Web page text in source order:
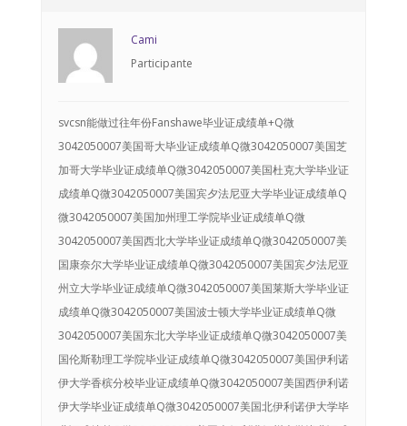
Cami
Participante
svcsn能做过往年份Fanshawe毕业证成绩单+Q微3042050007美国哥大毕业证成绩单Q微3042050007美国芝加哥大学毕业证成绩单Q微3042050007美国杜克大学毕业证成绩单Q微3042050007美国宾夕法尼亚大学毕业证成绩单Q微3042050007美国加州理工学院毕业证成绩单Q微3042050007美国西北大学毕业证成绩单Q微3042050007美国康奈尔大学毕业证成绩单Q微3042050007美国宾夕法尼亚州立大学毕业证成绩单Q微3042050007美国莱斯大学毕业证成绩单Q微3042050007美国波士顿大学毕业证成绩单Q微3042050007美国东北大学毕业证成绩单Q微3042050007美国伦斯勒理工学院毕业证成绩单Q微3042050007美国伊利诺伊大学香槟分校毕业证成绩单Q微3042050007美国西伊利诺伊大学毕业证成绩单Q微3042050007美国北伊利诺伊大学毕业证成绩单Q微3042050007美国南伊利诺伊州大学毕业证成绩单Q微3042050007美国伊利诺伊大学芝加哥分校毕业证成绩单Q微3042050007美国伊利诺伊大学春田分校毕业证成绩单Q微3042050007美国伊利诺伊理工学院毕业证成绩单Q微3042050007美国伊利诺伊州立大学毕业证成绩单Q微3042050007美国威斯康星大学麦迪逊分校毕业证成绩单Q微3042050007美国威大欧克莱尔分校毕业证成绩单Q微3042050007美国威大密尔沃基分校毕业证成绩单Q微3042050007美国威大奥什科什分校毕业证成绩单Q微3042050007美国威大斯托特分校毕业证成绩单Q微3042050007美国威大拉克罗斯分校毕业证成绩单Q微3042050007美国威大绿湾分校毕业证成绩单Q微3042050007美国威大普拉特维尔分校毕业证成绩单Q微3042050007美国威大白水分校毕业证成绩单Q微3042050007美国威大河瀑分校毕业证成绩单Q微3042050007美国迈阿密大学毕业证成绩单Q微3042050007美国华盛顿大学毕业证成绩单Q微3042050007美国华盛顿州立大学毕业证成绩单Q微3042050007美国乔治华盛顿大学毕业证成绩单Q微3042050007美国圣路易斯华盛顿大学毕业证成绩单Q微3042050007美国圣路易斯大学毕业证成绩单Q微3042050007美国耶什华大学毕业证成绩单Q微3042050007美国德州奥斯汀毕业证成绩单Q微3042050007美国怀俄明大学毕业证成绩单Q微3042050007美国霍华德大学毕业证成绩单Q微3042050007美国时尚设计商业学院毕业证成绩单Q微3042050007美国阿拉巴马大学毕业证成绩单Q微3042050007美国埃默里大学毕业证成绩单Q微3042050007美国爱荷华大学毕业证成绩单Q微3042050007美国爱荷华州立大学毕业证成绩单Q微3042050007美国北达科他州立大学毕业证成绩单Q微3042050007美国北达科他大学毕业证成绩单Q微3042050007美国福特海斯州立大学毕业证成绩单Q微3042050007美国北卡教堂山分校毕业证成绩单Q微3042050007美国北西雅图社区学院毕业证成绩单Q微3042050007美国西雅图大学毕业证成绩单Q微3042050007美国贝勒大学毕业证成绩单Q微3042050007美国伯克利城市学院毕业证成绩单Q微3042050007美国伯克利学院毕业证成绩单Q微3042050007美国布兰迪斯大学毕业证成绩单Q微3042050007美国丹佛大学毕业证成绩单Q微3042050007美国德保罗大学毕业证成绩单Q微3042050007美国德州大学达拉斯分校毕业证成绩单Q微3042050007美国德雷塞尔大学毕业证成绩单Q微3042050007美国德州理工大学毕业证成绩单Q微3042050007美国东华盛顿大学毕业证成绩单Q微3042050007美国俄亥俄大学毕业证成绩单Q微3042050007美国俄亥俄州立大学毕业证成绩单Q微3042050007美国俄克拉荷马城市大学毕业证成绩单Q微3042050007美国俄克拉荷马州立大学毕业证成绩单Q微3042050007美国俄勒冈大学毕业证成绩单Q微3042050007美国俄勒冈州立大学毕业证成绩单Q微3042050007美国恩波利亚州立大学毕业证成绩单Q微3042050007美国菲尔莱狄更斯大学毕业证成绩单Q微3042050007美国费舍尔学院毕业证成绩单Q微3042050007美国佛罗里达理工学院毕业证成绩单Q微3042050007美国佛罗里达大学毕业证成绩单Q微3042050007美国中佛罗里达大学毕业证成绩单Q微3042050007美国南佛罗里达大学毕业证成绩单Q微3042050007美国佛罗里达州立大学毕业证成绩单Q微3042050007美国佛蒙特大学毕业证成绩单Q微3042050007美国弗吉尼亚理工大学毕业证成绩单Q微3042050007美国弗吉尼亚联邦大学毕业证成绩单Q微3042050007美国弗吉尼亚大学毕业证成绩单Q微3042050007美国西弗吉尼亚大学毕业证成绩单Q微3042050007美国福特汉姆大学毕业证成绩单Q微3042050007美国加州伯克利毕业证成绩单Q微3042050007美国加州大学旧金山分校毕业证成绩单Q微3042050007美国加州大学圣地亚哥分校毕业证成绩单Q微3042050007美国加州大学洛杉矶分校毕业证成绩单Q微3042050007美国加州大学圣塔芭芭拉分校毕业证成绩单Q微3042050007美国加州大学戴维斯分校毕业证成绩单Q微3042050007美国加州大学河滨分校毕业证成绩单Q微3042050007美国加州大学欧文分校毕业证成绩单Q微3042050007美国加州大学尔湾分校毕业证成绩单Q微3042050007美国加州大学圣克鲁兹分校毕业证成绩单Q微3042050007美国加州大学美熹德分校毕业证成绩单Q微3042050007美国加州大学默塞德分校毕业证成绩单Q微3042050007美国加州州立大学北岭分校毕业证成绩单Q微3042050007美国加州州立大学东湾分校毕业证成绩单Q微3042050007美国加州州立大学长滩分校毕业证成绩单Q微3042050007美国加州州立大学圣贝纳迪诺分校毕业证成绩单Q微3042050007美国加州州立理工大学波莫纳分校毕业证成绩单Q微3042050007美国CSUF毕业证成绩单Q微3042050007美国旧金山大学毕业证成绩单Q微3042050007美国旧金山音乐学院毕业证成绩单Q微3042050007美国旧金山州立大学毕业证成绩单Q微3042050007美国卡内基梅隆大学毕业证成绩单Q微3042050007美国堪萨斯大学毕业证成绩单Q微3042050007美国堪萨斯州立大学毕业证成绩单Q微3042050007美国科罗拉多大学博尔德分校毕业证成绩单Q微3042050007美国克拉克大学毕业证成绩单Q微3042050007美国肯尼索州立大学毕业证成绩单Q微3042050007美国肯塔基大学毕业证成绩单Q微3042050007美国肯特州立大学毕业证成绩单Q微3042050007美国拉文大学毕业证成绩单Q微3042050007美国罗彻斯特大学毕业证成绩单Q微3042050007美国洛约拉马利蒙特大学毕业证成绩单Q微3042050007美国麻省大学波士顿分校毕业证成绩单Q微3042050007美国麻省大学安默斯特分校毕业证成绩单Q微3042050007美国麻省理工学毕业证成绩单Q微3042050007美国马凯特大学毕业证成绩单Q微3042050007美国马里兰大学毕业证成绩单Q微3042050007美国玛丽.哈丁-贝勒大学毕业证成绩单Q微3042050007美国迈阿密大学-牛津毕业证成绩单Q微3042050007美国蒙特圣安东尼奥学院毕业证成绩单Q微3042050007美国密苏里大学哥伦比亚分校毕业证成绩单Q微3042050007美国密苏里州立大学毕业证成绩单Q微3042050007美国密苏里大学堪萨斯分校毕业证成绩单Q微3042050007美国密苏里大学圣路易斯分校毕业证成绩单Q微3042050007美国密苏里科技大学毕业证成绩单Q微3042050007美国密歇根安娜堡分校毕业证成绩单Q微3042050007美国东密歇根大学毕业证成绩单Q微3042050007美国WMU毕业证成绩单Q微3042050007美国北密歇根大学毕业证成绩单Q微3042050007美国中央密歇根大学毕业证成绩单Q微3042050007美国密歇根理工大学毕业证成绩单Q微3042050007美国密歇根州立大学毕业证成绩单Q微3042050007美国休斯敦大学毕业证成绩单Q微3042050007美国明尼苏达大学双城分校毕业证成绩单Q微3042050007美国明尼苏达大学杜鲁斯分校毕业证成绩单Q微3042050007美国明尼苏达大学莫里斯分校毕业证成绩单Q微3042050007美国明尼苏达大学Crookston毕业证成绩单Q微3042050007美国明尼苏达大学Rochester毕业证成绩单Q微3042050007美国明尼苏达圣玛丽大学毕业证成绩单Q微3042050007美国南加大毕业证成绩单Q微3042050007美国南卡罗来纳大学毕业证成绩单Q微3042050007美国南卫理公会大学毕业证成绩单Q微3042050007美国内布拉斯加林肯分校毕业证成绩单Q微3042050007美国拉斯维加斯大学毕业证成绩单Q微3042050007美国纽约大学毕业证成绩单Q微3042050007美国纽约理工学院毕业证成绩单Q微3042050007美国纽约巴鲁克学院毕业证成绩单Q微3042050007美国纽约布法罗大学毕业证成绩单Q微3042050007美国纽约布鲁克林学院毕业证成绩单Q微3042050007美国纽约皇后学院毕业证成绩单Q微3042050007美国纽约石溪大学毕业证成绩单Q微3042050007美国纽约宾汉姆顿大学毕业证成绩单Q微3042050007美国纽约圣约翰大学毕业证成绩单Q微3042050007美国纽约视觉艺术学院毕业证成绩单Q微3042050007美国纽约奥尔巴尼大学毕业证成绩单Q微3042050007美国欧文河谷学院毕业证成绩单Q微3042050007美国帕森斯设计学院毕业证成绩单Q微3042050007美国佩珀代因大学毕业证成绩单Q微3042050007美国佩斯大学毕业证成绩单Q微3042050007美国匹兹堡大学毕业证成绩单Q微3042050007美国普渡大学毕业证成绩单Q微3042050007美国约翰逊威尔士大学毕业证成绩单Q微3042050007美国圣地亚哥大学毕业证成绩单Q微3042050007美国圣地亚哥州立大学毕业证成绩单Q微3042050007美国圣何塞州立大学毕业证成绩单Q微3042050007美国圣马特奥学院毕业证成绩单Q微3042050007美国圣莫尼卡学院毕业证成绩单Q微3042050007美国塔尔萨大学毕业证成绩单Q微3042050007美国太平洋大学毕业证成绩单Q微3042050007美国特拉华大学毕业证成绩单Q微3042050007美国特洛伊大学毕业证成绩单Q微3042050007美国天普大学毕业证成绩单Q微3042050007美国田纳西大学毕业证成绩单Q微3042050007美国托莱多大学毕业证成绩单Q微3042050007美国南新罕布什尔大学毕业证成绩单Q微3042050007美国雪城大学毕业证成绩单Q微3042050007美国亚利桑那大学毕业证成绩单Q微3042050007美国亚利桑那州立大学毕业证成绩单Q微3042050007美国耶鲁大学毕业证成绩单Q微3042050007美国印第安纳大学伯明顿主校区毕业证成绩单Q微3042050007美国犹他州立大学毕业证成绩单Q微3042050007美国犹他大学毕业证成绩单Q微3042050007美国内华达雷诺大学毕业证成绩单Q微3042050007美国康涅狄格大学毕业证成绩单Q微3042050007美国约翰霍普金斯大学毕业证成绩单Q微3042050007美国杜兰大学毕业证成绩单Q微3042050007美国芝加哥艺术学院毕业证成绩单Q微3042050007美国旧金山艺术学院毕业证成绩单Q微3042050007美国路易斯安那州立大学毕业证成绩单Q微3042050007美国路易斯安那理工大学毕业证成绩单Q微3042050007美国泽维尔大学毕业证成绩单Q微3042050007美国加州州立洛杉矶分校毕业证成绩单Q微3042050007美国辛辛那提大学毕业证成绩单Q微3042050007美国新泽西理工学院毕业证成绩单Q微3042050007美国密西西比大学毕业证成绩单Q微3042050007美国南密西西比大学毕业证成绩单Q微3042050007美国密西西比州立大学毕业证成绩单Q微3042050007美国夏威夷大学毕业证成绩单Q微3042050007美国萨福克大学毕业证成绩单Q微3042050007美国科罗拉多丹佛校区毕业证成绩单Q微3042050007美国科罗拉多斯普林司分校毕业证成绩单Q微3042050007美国科罗拉多州立大学毕业证成绩单Q微3042050007美国杨百翰大学毕业证成绩单Q微3042050007美国佐治亚理工学院毕业证成绩单Q微3042050007美国乔治敦大学毕业证成绩单Q微3042050007美国南达科他大学毕业证成绩单Q微3042050007美国南达科他州立大学毕业证成绩单Q微3042050007美国乔治梅森大学毕业证成绩单Q微3042050007美国代顿大学毕业证成绩单Q微3042050007美国德州大学阿灵顿分校毕业证成绩单Q微3042050007美国德州大学圣安东尼奥分校毕业证成绩单Q微3042050007美国凤凰城大学毕业证成绩单Q微3042050007美国北卡大学夏洛特分校毕业证成绩单Q微3042050007美国北卡大学格林波若分校毕业证成绩单Q微3042050007美国北卡州立大学毕业证成绩单Q微3042050007美国佐治亚大学毕业证成绩单Q微3042050007美国麻省大学洛威尔分校毕业证成绩单Q微3042050007美国麻省大学达特茅斯分校毕业证成绩单Q微3042050007美国凯斯西储大学毕业证成绩单Q微3042050007美国新墨西哥大学毕业证成绩单Q微3042050007美国波尔州立大学毕业证成绩单Q微3042050007美国美利坚大学毕业证成绩单Q微3042050007美国加州州立大学萨克拉门托分校毕业证成绩单Q微3042050007美国IU毕业证成绩单Q微3042050007美国普瑞特艺术学院 毕业证成绩单Q微3042050007美国罗格斯大学毕业证成绩单Q微3042050007美国纽约市立学院毕业证成绩单Q微3042050007美国纽约长岛大学毕业证成绩单Q微3042050007美国斯蒂文斯理工学院毕业证成绩单Q微3042050007美国西阿拉巴马大学毕业证成绩单Q微3042050007美国西北密苏里州立大学毕业证成绩单Q微3042050007美国纽约时装技术学院毕业证成绩单Q微3042050007美国福赛大学毕业证成绩单Q微3042050007美国南哥伦比亚大学毕业证成绩单Q微3042050007美国鲍林格林州立大学毕业证成绩单Q微3042050007美国圣塔克拉拉大学毕业证成绩单Q微3042050007美国金门大学毕业证成绩单Q微3042050007美国伍斯特理工学院毕业证成绩单Q微3042050007美国普林斯顿大学毕业证成绩单Q微3042050007加拿大多伦多大学毕业证成绩单Q微3042050007加拿大渥太华大学毕业证成绩单Q微3042050007加拿大约克大学毕业证成绩单Q微3042050007加拿大西安大略大学毕业证成绩单Q微3042050007加拿大滑铁卢大学毕业证成绩单Q微3042050007加拿大麦克马斯特大学毕业证成绩单Q微3042050007加拿大圭尔夫大学毕业证成绩单Q微3042050007加拿大卡尔顿大学毕业证毕业证成绩单Q微3042050007加拿大皇后大学毕业证成绩单Q微3042050007加拿大布鲁克大学毕业证成绩单Q微3042050007加拿大湖首大学毕业证成绩单Q微3042050007加拿大博学学院毕业证成绩单Q微3042050007加拿大温莎大学毕业证成绩单Q微3042050007加拿大劳瑞尔大学毕业证成绩单Q微3042050007加拿大瑞尔森大学毕业证成绩单Q微3042050007加拿大百年理工毕业证成绩单Q微3042050007加拿大特伦特大学毕业证成绩单Q微3042050007加拿大安大略理工大学毕业证成绩单Q微3042050007加拿大劳伦森大学毕业证成绩单Q微3042050007加拿大尼皮辛大学毕业证成绩单Q微3042050007加拿大UBC毕业证成绩单Q微3042050007加拿大西蒙菲莎大学毕业证成绩单Q微3042050007加拿大西蒙弗雷泽大学毕业证成绩单Q微3042050007加拿大温哥华社区学院毕业证成绩单Q微3042050007加拿大温哥华首相酒店管理学院毕业证成绩单Q微3042050007加拿大维多利亚大学毕业证成绩单Q微3042050007加拿大昆特兰理工大学毕业证成绩单Q微3042050007加拿大汤普森河大学毕业证成绩单Q微3042050007加拿大温哥华岛大学毕业证成绩单Q微3042050007加拿大西三一大学毕业证成绩单Q微3042050007加拿大皇家大学毕业证成绩单Q微3042050007加拿大菲莎河谷大学毕业证成绩单Q微3042050007加拿大奥肯那根学院毕业证成绩单Q微3042050007加拿大道格拉斯学院毕业证成绩单Q微3042050007加拿大阿尔伯塔大学毕业证成绩单Q微3042050007加拿大卡尔加里大学毕业证成绩单Q微3042050007加拿大皇家山大学毕业证成绩单Q微3042050007加拿大阿萨巴斯卡大学毕业证成绩单Q微3042050007加拿大萨斯喀彻温大学毕业证成绩单Q微3042050007加拿大里贾纳大学毕业证成绩单Q微3042050007加拿大布兰登大学毕业证成绩单Q微3042050007加拿大达尔豪斯大学毕业证成绩单Q微3042050007加拿大圣玛丽大学毕业证成绩单Q微3042050007加拿大凯波布兰顿大学毕业证成绩单Q微3042050007加拿大阿卡迪亚大学毕业证成绩单Q微3042050007加拿大圣文森山大学毕业证成绩单Q微3042050007加拿大卡毕兰诺大学毕业证成绩单Q微3042050007加拿大麦吉尔大学毕业证成绩单Q微3042050007加拿大康考迪亚大学毕业证成绩单Q微3042050007加拿大拉瓦尔大学毕业证成绩单Q微3042050007加拿大蒙特利尔大学毕业证成绩单Q微3042050007加拿大魁北克大学毕业证成绩单Q微3042050007加拿大谢布克大学毕业证成绩单Q微3042050007加拿大温尼伯大学毕业证成绩单Q微3042050007加拿大曼尼托巴大学毕业证成绩单Q微3042050007加拿大兰加拉学院毕业证成绩单Q微3042050007加拿大新不伦瑞克大学毕业证成绩单Q微3042050007加拿大卑诗理工学院毕业证成绩单Q微3042050007加拿大北英属哥伦比亚大学毕业证成绩单Q微3042050007加拿大北阿尔伯塔理工学毕业证成绩单Q微3042050007加拿大高贵林学院毕业证成绩单Q微3042050007加拿大圣力嘉学院毕业证成绩单Q微3042050007加拿大乔治布朗学院毕业证成绩单Q微3042050007加拿大莱斯布里奇大学毕业证成绩单Q微3042050007加拿大尼亚加拉学院毕业证成绩单Q微3042050007加拿大汉博学院毕业证成绩单Q微3042050007加拿大康尼斯多加学院毕业证成绩单Q微3042050007加拿大范莎学院毕业证成绩单Q微3042050007加拿大亚岗昆学院毕业证成绩单Q微3042050007加拿大卡莫森学院毕业证成绩单Q微3042050007加拿大圣劳伦斯学院毕业证成绩单Q微3042050007加拿大亚历山大学院毕业证成绩单Q微3042050007加拿大谢尔丹学院毕业证成绩单Q微3042050007加拿大拉萨尔学院毕业证成绩单Q微3042050007澳洲悉尼大学毕业证成绩单Q微3042050007澳洲新南威尔士大学毕业证成绩单Q微3042050007澳洲麦考瑞大学毕业证成绩单Q微3042050007澳洲悉尼科技大学毕业证成绩单Q微3042050007澳洲卧龙岗大学毕业证成绩单Q微3042050007澳洲纽卡斯尔大学毕业证成绩单Q微3042050007澳洲新英格兰大学毕业证成绩单Q微3042050007澳洲查尔斯特大学毕业证成绩单Q微3042050007澳洲西悉尼大学毕业证成绩单Q微3042050007澳洲南十字星大学毕业证成绩单Q微3042050007澳洲墨尔本大学毕业证成绩单Q微3042050007澳洲莫纳什大学毕业证成绩单Q微3042050007澳洲迪肯大学毕业证成绩单Q微3042050007澳洲拉筹伯大学毕业证成绩单Q微3042050007澳洲RMIT毕业证成绩单Q微3042050007澳洲斯威本科技大学毕业证成绩单Q微3042050007澳洲维多利亚大学毕业证成绩单Q微3042050007澳洲联邦大学毕业证成绩单Q微3042050007澳洲昆士兰大学毕业证成绩单Q微3042050007澳洲昆士兰科技大学毕业证成绩单Q微3042050007澳洲邦德大学毕业证成绩单Q微3042050007澳洲格里菲斯大学毕业证成绩单Q微3042050007澳洲詹姆斯库克大学毕业证成绩单Q微3042050007澳洲天主教大学毕业证成绩单Q微3042050007澳洲南昆士兰大学毕业证成绩单Q微3042050007澳洲中央昆士兰大学毕业证成绩单Q微3042050007澳洲阳光海岸大学毕业证成绩单Q微3042050007澳洲西澳大学毕业证成绩单Q微3042050007澳洲科廷科技大学毕业证成绩单Q微3042050007澳洲莫道克大学毕业证成绩单Q微3042050007澳洲埃迪斯科文大学毕业证成绩单Q微3042050007澳洲阿德莱德大学毕业证成绩单Q微3042050007澳洲南澳大学毕业证成绩单Q微3042050007澳洲弗林德斯大学毕业证成绩单Q微3042050007澳洲塔斯马尼亚大学毕业证成绩单Q微3042050007澳洲国立大学毕业证成绩单Q微3042050007澳洲堪培拉大学毕业证成绩单Q微3042050007澳洲查尔斯达尔文大学毕业证成绩单Q微3042050007英国伦敦政治经济学院毕业证成绩单Q微3042050007英国圣安德鲁斯大学毕业证成绩单Q微3042050007英国伦敦大学学院毕业证成绩单Q微3042050007英国伦敦卡斯商学院毕业证成绩单Q微3042050007英国杜伦大学毕业证成绩单Q微3042050007英国帝国理工学院毕业证成绩单Q微3042050007英国南安普顿大学毕业证成绩单Q微3042050007英国北安普顿大学毕业证成绩单Q微3042050007英国中央兰开夏大学毕业证成绩单Q微3042050007英国华威大学毕业证成绩单Q微3042050007英国兰卡斯特大学毕业证成绩单Q微3042050007英国拉夫堡大学LU毕业证成绩单Q微3042050007英国伯明翰大学毕业证成绩单Q微3042050007英国伯明翰城市大学毕业证成绩单Q微3042050007英国曼彻斯特大学毕业证成绩单Q微3042050007英国考文垂大学毕业证成绩单Q微3042050007英国东英吉利大学毕业证成绩单Q微3042050007英国爱丁堡大学毕业证成绩单Q微3042050007英国格拉斯哥大学毕业证成绩单Q微3042050007英国谢菲尔德大学毕业证成绩单Q微3042050007英国皇家霍洛威学院毕业证成绩单Q微